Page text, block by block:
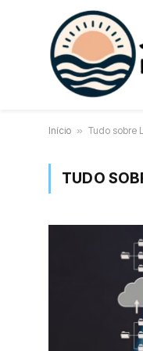
Início » Tudo sobre
TUDO